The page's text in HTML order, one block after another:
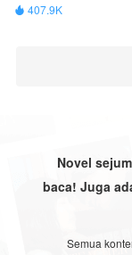
 407.9K
Novel
baca! Juga
Semua